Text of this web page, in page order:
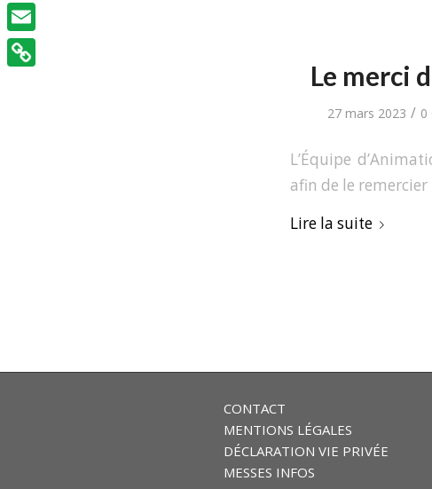
Le merci
27 mars 2023 / 0
L’Équipe
afin de le
Lire la suite
CONTACT
MENTIONS LÉGALES
DÉCLARATION VIE PRIVÉE
MESSES INFOS
Facebook
Email